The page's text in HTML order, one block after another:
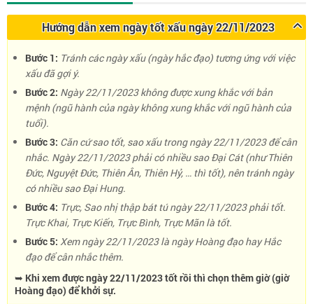
Hướng dẫn xem ngày tốt xấu ngày 22/11/2023
Bước 1: Tránh các ngày xấu (ngày hắc đạo) tương ứng với việc
xấu đã gợi ý.
Bước 2: Ngày 22/11/2023 không được xung khắc với bản
mệnh (ngũ hành của ngày không xung khắc với ngũ hành của
tuổi).
Bước 3: Căn cứ sao tốt, sao xấu trong ngày 22/11/2023 để cân
nhắc. Ngày 22/11/2023 phải có nhiều sao Đại Cát (như Thiên
Đức, Nguyệt Đức, Thiên Ân, Thiên Hỷ, … thì tốt), nên tránh ngày
có nhiều sao Đại Hung.
Bước 4: Trực, Sao nhị thập bát tú ngày 22/11/2023 phải tốt.
Trực Khai, Trực Kiến, Trực Bình, Trực Mãn là tốt.
Bước 5: Xem ngày 22/11/2023 là ngày Hoàng đạo hay Hắc
đạo để cân nhắc thêm.
➥ Khi xem được ngày 22/11/2023 tốt rồi thì chọn thêm giờ (giờ
Hoàng đạo) để khởi sự.